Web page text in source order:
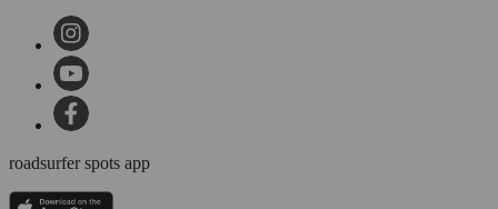
roadsurfer spots app